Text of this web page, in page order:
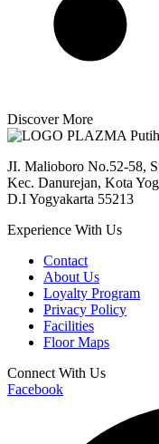
Discover More
JI. Malioboro No.52-58,
Kec. Danurejan, Kota
D.I Yogyakarta 55213
Experience With Us
Contact
About Us
Loyalty Program
Privacy Policy
Facilities
Floor Maps
Connect With Us
Facebook